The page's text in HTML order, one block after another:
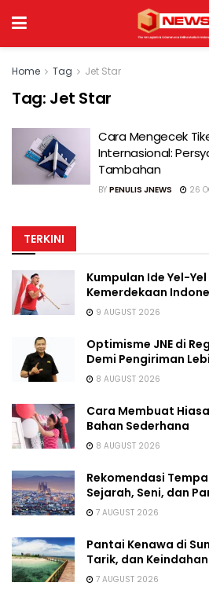
Home Tag Jet Star
Tag: Jet Star
Cara Mengecek
Internasional:
Tambahan
BY PENULIS JNEWS 26
TERKINI
Kumpulan Ide Yel-
Kemerdekaan
9 AUGUST 2026
Optimisme JNE di
Demi Pengiriman
8 AUGUST 2026
Cara Membuat
Bahan Sederhana
8 AUGUST 2026
Rekomendasi
Sejarah, Seni, dan
7 AUGUST 2026
Pantai Kenawa di
Tarik, dan
7 AUGUST 2026